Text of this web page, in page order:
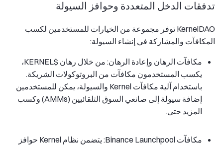
تدفقات الدخل المتعددة وحوافز السيولة
KernelDAO توفر مجموعة من الخيارات للمستخدمين لكسب
المكافآت والمشاركة في إنشاء السيولة:
مكافآت الرهان وإعادة الرهان: من خلال رهان $KERNEL،
يكسب المستخدمون مكافآت من البروتوكولات الشريكة.
باستخدام آلية مكافآت Kernel والسيولة، يمكن للمستخدمين
إضافة سيولة إلى صانعي السوق التلقائيين (AMMs) وكسب
المزيد حتى.
مكافآت Binance Launchpool: يتضمن نظام Kernel حوافز